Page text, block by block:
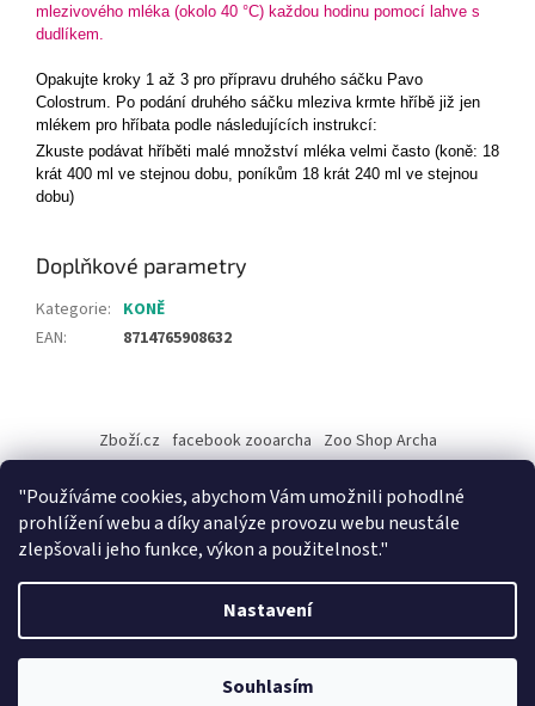
"Používáme cookies, abychom Vám umožnili pohodlné
prohlížení webu a díky analýze provozu webu neustále
zlepšovali jeho funkce, výkon a použitelnost."
Nastavení
Souhlasím
Při objednávce zboží na našem eshopu s osobním vyzvednutím na
prodejně v Kadani je důležité vyčkat na potvrzovací email od našeho
mlezivového mléka (okolo 40 °C) každou hodinu pomocí lahve s
dudlíkem.
Opakujte kroky 1 až 3 pro přípravu druhého sáčku Pavo
Colostrum. Po podání druhého sáčku mleziva krmte hříbě již jen
mlékem pro hříbata podle následujících instrukcí:
Zkuste podávat hříběti malé množství mléka velmi často (koně: 18
krát 400 ml ve stejnou dobu, poníkům 18 krát 240 ml ve stejnou
dobu)
Doplňkové parametry
Kategorie: KONĚ
EAN: 8714765908632
p
Zboží.cz facebook zooarcha Zoo Shop Archa
KRMIVA ENERGYS pro koně - GRANULE
Copyright 2026ZooArcha. Všechna práva vyhrazena.Upravit
nastavení cookies